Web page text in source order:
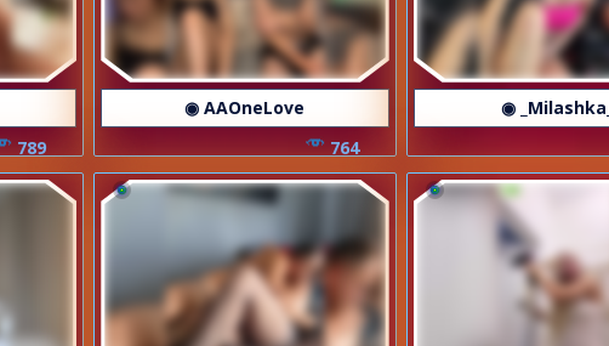
789
◉ AAOneLove
764
◉ _Milashka_